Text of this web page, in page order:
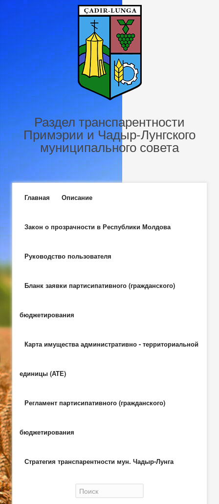
Перейти к основному содержанию
Раздел транспарентности
Примэрии и Чадыр-Лунгского
муниципального совета
Главное меню
Главная Описание
Закон о прозрачности в Республики Молдова
Руководство пользователя
Бланк заявки партисипативного (гражданского)
бюджетирования
Карта имущества административно - территориальной
единицы (АТЕ)
Регламент партисипативного (гражданского)
бюджетирования
Стратегия транспарентности мун. Чадыр-Лунга